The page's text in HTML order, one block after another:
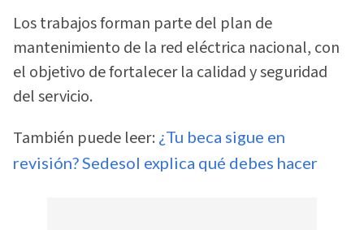
Los trabajos forman parte del plan de
mantenimiento de la red eléctrica nacional, con
el objetivo de fortalecer la calidad y seguridad
del servicio.
También puede leer: ¿Tu beca sigue en
revisión? Sedesol explica qué debes hacer